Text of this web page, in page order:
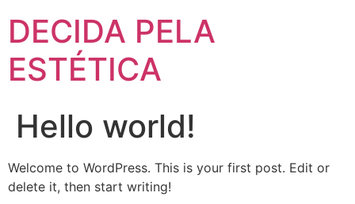
DECIDA PELA
ESTÉTICA
Hello world!
Welcome to WordPress. This is your first post. Edit or
delete it, then start writing!